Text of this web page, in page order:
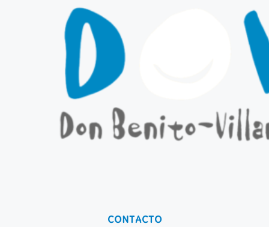
CONTACTO